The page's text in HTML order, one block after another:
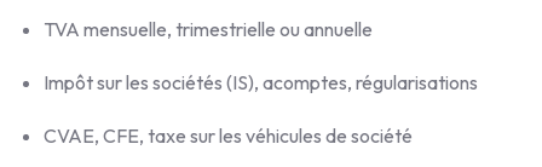
TVA mensuelle, trimestrielle ou annuelle
Impôt sur les sociétés (IS), acomptes, régularisations
CVAE, CFE, taxe sur les véhicules de société